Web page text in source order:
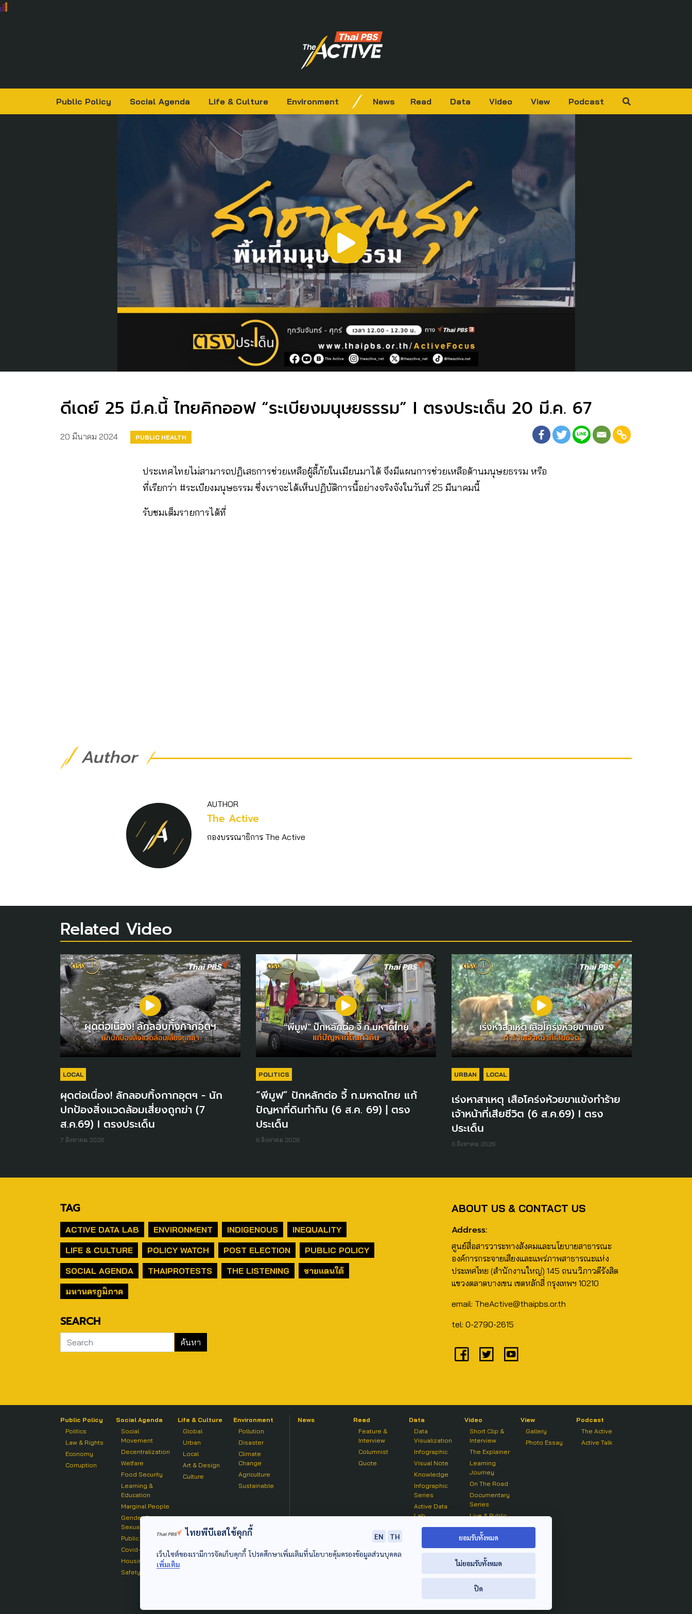
Public Policy Social Agenda Life & Culture Environment News Read Data Video View Podcast
ดีเดย์ 25 มี.ค.นี้ ไทยคิกออฟ “ระเบียงมนุษยธรรม” I ตรงประเด็น 20 มี.ค. 67
20 มีนาคม 2024 PUBLIC HEALTH
ประเทศไทยไม่สามารถปฏิเสธการช่วยเหลือผู้ลี้ภัยในเมียนมาได้ จึงมีแผนการช่วยเหลือด้านมนุษยธรรม หรือ
ที่เรียกว่า #ระเบียงมนุษธรรม ซึ่งเราจะได้เห็นปฏิบัติการนี้อย่างจริงจังในวันที่ 25 มีนาคมนี้
รับชมเต็มรายการได้ที่
Author
AUTHOR
The Active
กองบรรณาธิการ The Active
Related Video
LOCAL
ผุดต่อเนื่อง! ลักลอบทิ้งกากอุตฯ - นัก
ปกป้องสิ่งแวดล้อมเสี่ยงถูกฆ่า (7
ส.ค.69) I ตรงประเด็น
7 สิงหาคม 2026
POLITICS
“พีมูฟ” ปักหลักต่อ จี้ ก.มหาดไทย แก้
ปัญหาที่ดินทำกิน (6 ส.ค. 69) | ตรง
ประเด็น
6 สิงหาคม 2026
URBAN LOCAL
เร่งหาสาเหตุ เสือโคร่งห้วยขาแข้งทำร้าย
เจ้าหน้าที่เสียชีวิต (6 ส.ค.69) I ตรง
ประเด็น
6 สิงหาคม 2026
TAG
ACTIVE DATA LAB ENVIRONMENT INDIGENOUS
INEQUALITY
LIFE & CULTURE
POLICY WATCH POST ELECTION
PUBLIC POLICY
SOCIAL AGENDA
THAIPROTESTS THE LISTENING
ชายแดนใต้
มหานครภูมิภาค
SEARCH
ABOUT US & CONTACT US
Address:
ศูนย์สื่อสารวาระทางสังคมและนโยบายสาธารณะ
องค์การกระจายเสียงและแพร่ภาพสาธารณะแห่ง
ประเทศไทย (สำนักงานใหญ่) 145 ถนนวิภาวดีรังสิต
แขวงตลาดบางเขน เขตหลักสี่ กรุงเทพฯ 10210
email: TheActive@thaipbs.or.th
tel: 0-2790-2615
Public Policy
Politics
Law & Rights
Economy
Corruption
Social Agenda
Social
Movement
Decentralization
Welfare
Food Security
Learning &
Education
Marginal People
Gender &
Sexuality
Public Health
Covid-19
Housing
Safety
Life & Culture
Global
Urban
Local
Art & Design
Culture
Environment
Pollution
Disaster
Climate
Change
Agriculture
Sustainable
News
Read
Feature &
Interview
Columnist
Quote
Data
Data
Visualization
Infographic
Visual Note
Knowledge
Infographic
Series
Active Data
Lab
Video
Short Clip &
Interview
The Explainer
Learning
Journey
On The Road
Documentary
Series
Live & Public
On air Clip
View
Gallery
Photo Essay
Podcast
The Active
Active Talk
ไทยพีบีเอสใช้คุกกี้ EN
TH
เว็บไซต์ของเรามีการจัดเก็บคุกกี้ โปรดศึกษาเพิ่มเติมที่นโยบายคุ้มครองข้อมูลส่วนบุคคล
เพิ่มเติม
ยอมรับทั้งหมด
ไม่ยอมรับทั้งหมด
ปิด